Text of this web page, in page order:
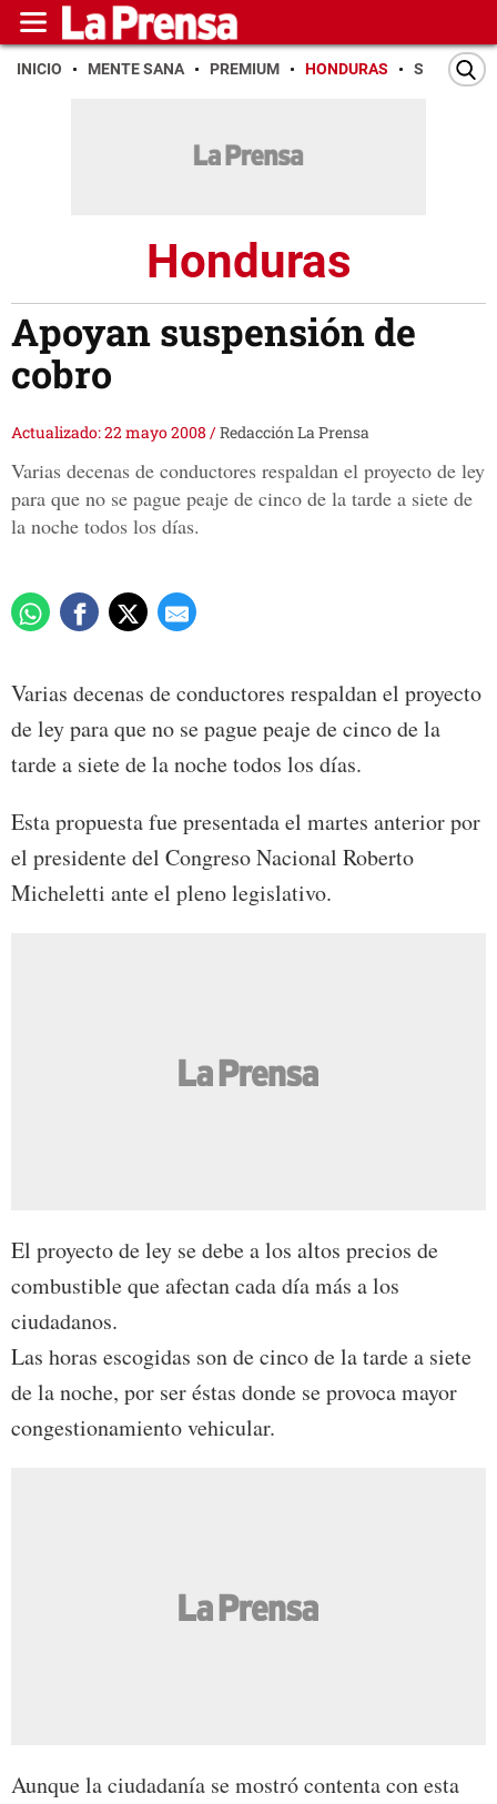
INICIO MENTE SANA PREMIUM HONDURAS SAN PEDRO
Honduras
Apoyan suspensión de
cobro
Actualizado: 22 mayo 2008 /Redacción La Prensa
Varias decenas de conductores respaldan el proyecto de ley
para que no se pague peaje de cinco de la tarde a siete de
la noche todos los días.
Varias decenas de conductores respaldan el proyecto
de ley para que no se pague peaje de cinco de la
tarde a siete de la noche todos los días.
Esta propuesta fue presentada el martes anterior por
el presidente del Congreso Nacional Roberto
Micheletti ante el pleno legislativo.
El proyecto de ley se debe a los altos precios de
combustible que afectan cada día más a los
ciudadanos.
Las horas escogidas son de cinco de la tarde a siete
de la noche, por ser éstas donde se provoca mayor
congestionamiento vehicular.
Aunque la ciudadanía se mostró contenta con esta